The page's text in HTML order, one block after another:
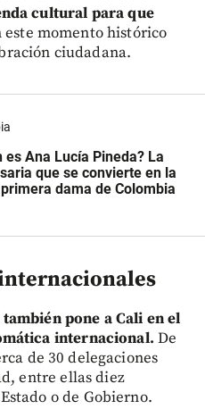
cultural para que
momento histórico
ciudadana.
es Ana Lucía Pineda? La
que se convierte en la
dama de Colombia
pone a Cali en el
internacional. De
de 30 delegaciones
entre ellas diez
o de Gobierno.